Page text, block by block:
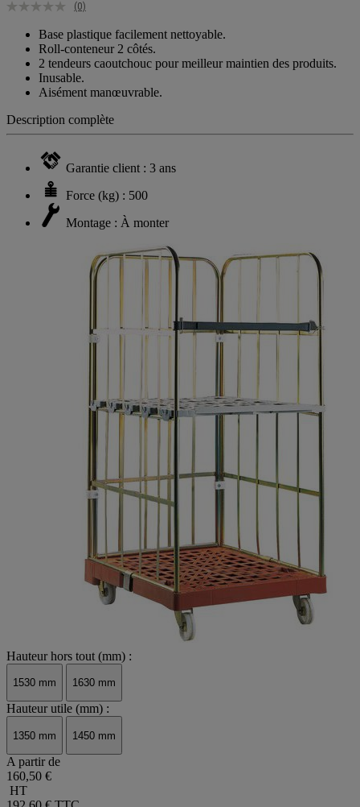
(0)
Base plastique facilement nettoyable.
Roll-conteneur 2 côtés.
2 tendeurs caoutchouc pour meilleur maintien des produits.
Inusable.
Aisément manœuvrable.
Description complète
Garantie client : 3 ans
Force (kg) : 500
Montage : À monter
Hauteur hors tout (mm) :
1530 mm 1630 mm
Hauteur utile (mm) :
1350 mm 1450 mm
A partir de
160,50 €
HT